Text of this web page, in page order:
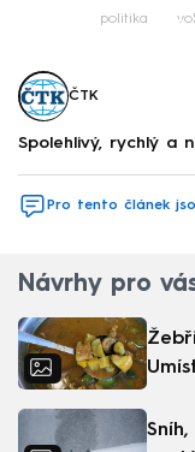
politika
ČTK
Spolehlivý, rychlý a
Pro tento článek
Návrhy pro